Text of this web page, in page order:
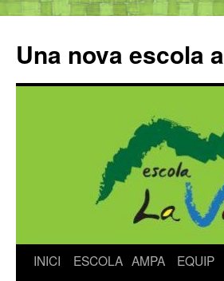
Una nova escola
Vés
INICI ESCOLA AMPA
EQUIP